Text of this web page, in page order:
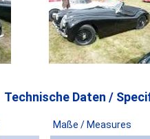
Technische Daten /
Maße / Measures